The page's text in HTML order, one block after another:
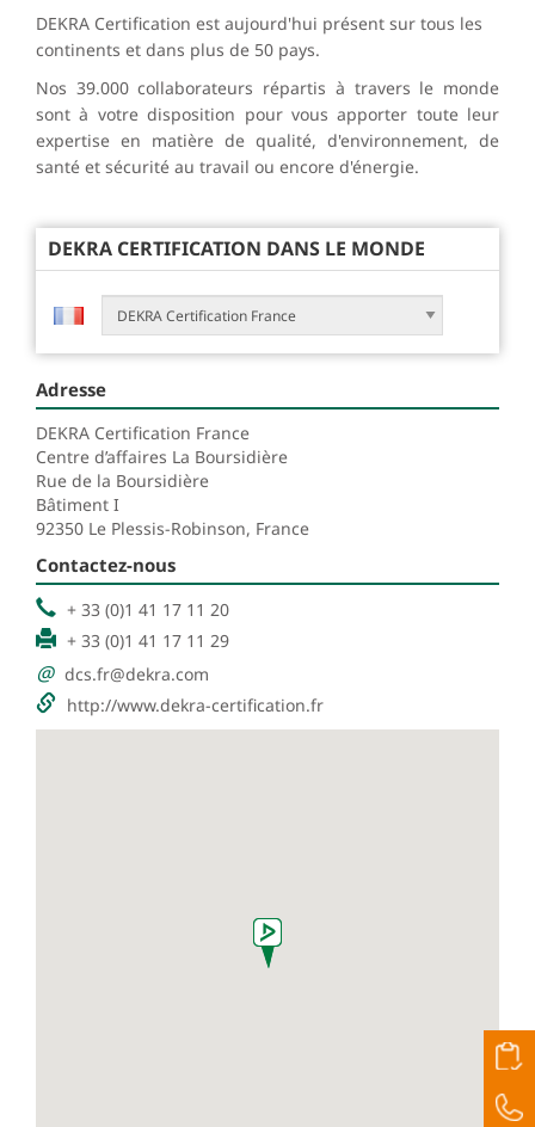
DEKRA Certification est aujourd'hui présent sur tous les
continents et dans plus de 50 pays.
Nos 39.000 collaborateurs répartis à travers le monde
sont à votre disposition pour vous apporter toute leur
expertise en matière de qualité, d'environnement, de
santé et sécurité au travail ou encore d'énergie.
DEKRA CERTIFICATION DANS LE MONDE
Adresse
DEKRA Certification France
Centre d’affaires La Boursidière
Rue de la Boursidière
Bâtiment I
92350 Le Plessis-Robinson, France
Contactez-nous
+ 33 (0)1 41 17 11 20
+ 33 (0)1 41 17 11 29
@ dcs.fr@dekra.com
http://www.dekra-certification.fr